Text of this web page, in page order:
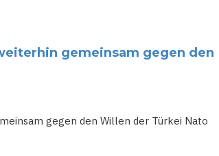
gemeinsam gegen den
gegen den Willen der Türkei Nato